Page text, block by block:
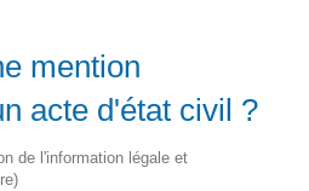
mention
acte d'état civil ?
de l'information légale et